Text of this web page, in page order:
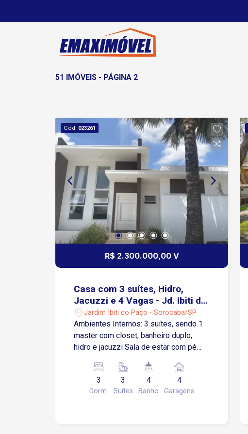
51 IMÓVEIS - PÁGINA 2
Cód. 023261
R$ 2.300.000,00 V
Casa com 3 suítes, Hidro,
Jacuzzi e 4 Vagas - Jd. Ibiti do
Paço
Jardim Ibiti do Paço - Sorocaba/SP
Ambientes Internos: 3 suítes, sendo 1
master com closet, banheiro duplo,
hidro e jacuzzi Sala de estar com pé
Escritório Cozinha totalmente equipada
com armários planejados, ilha, cooktop,
forno, coifa e despensa Área Externa e
3
Dorm.
3
Suítes
4
Banho
4
Garagens